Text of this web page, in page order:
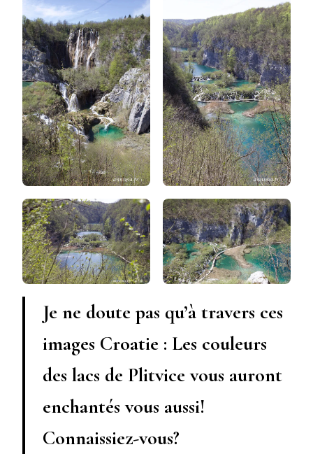
Je ne doute pas qu’à travers ces
images Croatie : Les couleurs
des lacs de Plitvice vous auront
enchantés vous aussi!
Connaissiez-vous?